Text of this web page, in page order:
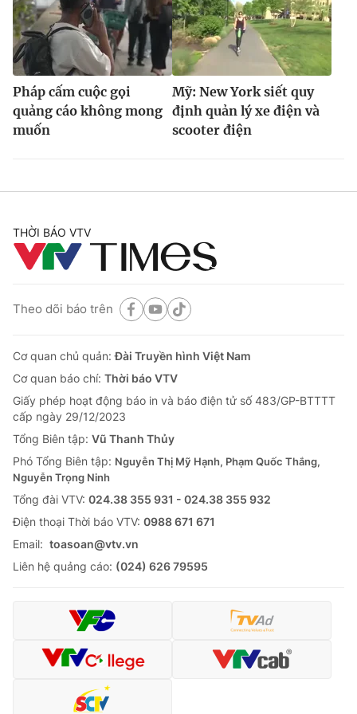
Pháp cấm cuộc gọi
quảng cáo không mong
muốn
Mỹ: New York siết quy
định quản lý xe điện và
scooter điện
THỜI BÁO VTV
Theo dõi báo trên
Cơ quan chủ quản:Đài Truyền hình Việt Nam
Cơ quan báo chí: Thời báo VTV
Giấy phép hoạt động báo in và báo điện tử số 483/GP-BTTTT
cấp ngày 29/12/2023
Tổng Biên tập: Vũ Thanh Thủy
Phó Tổng Biên tập: Nguyễn Thị Mỹ Hạnh, Phạm Quốc Thắng,
Nguyễn Trọng Ninh
Tổng đài VTV: 024.38 355 931 - 024.38 355 932
Ðiện thoại Thời báo VTV: 0988 671 671
Email: toasoan@vtv.vn
Liên hệ quảng cáo: (024) 626 79595